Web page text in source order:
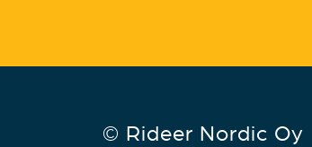
© Rideer Nordic Oy